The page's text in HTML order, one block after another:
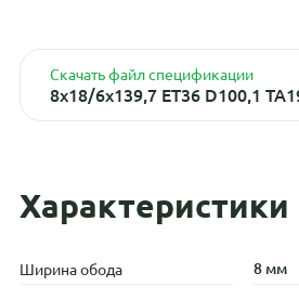
Скачать файл спецификации
8x18/6x139,7 ET36 D100,1
Характеристики
Ширина обода 8 мм